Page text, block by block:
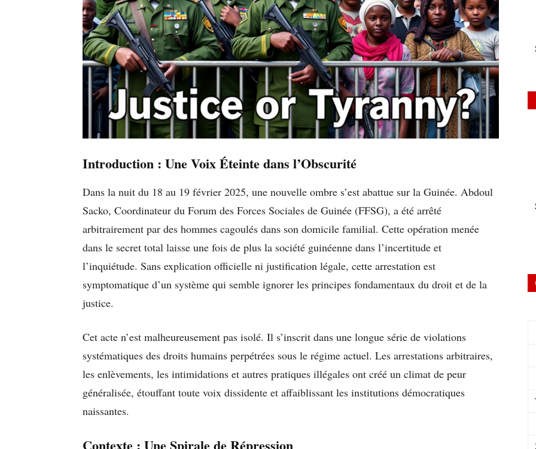
Introduction : Une Voix Éteinte dans l’Obscurité
Dans la nuit du 18 au 19 février 2025, une nouvelle ombre s’est abattue sur la Guinée. Abdoul
Sacko, Coordinateur du Forum des Forces Sociales de Guinée (FFSG), a été arrêté
arbitrairement par des hommes cagoulés dans son domicile familial. Cette opération menée
dans le secret total laisse une fois de plus la société guinéenne dans l’incertitude et
l’inquiétude. Sans explication officielle ni justification légale, cette arrestation est
symptomatique d’un système qui semble ignorer les principes fondamentaux du droit et de la
justice.
Cet acte n’est malheureusement pas isolé. Il s’inscrit dans une longue série de violations
systématiques des droits humains perpétrées sous le régime actuel. Les arrestations arbitraires,
les enlèvements, les intimidations et autres pratiques illégales ont créé un climat de peur
généralisée, étouffant toute voix dissidente et affaiblissant les institutions démocratiques
naissantes.